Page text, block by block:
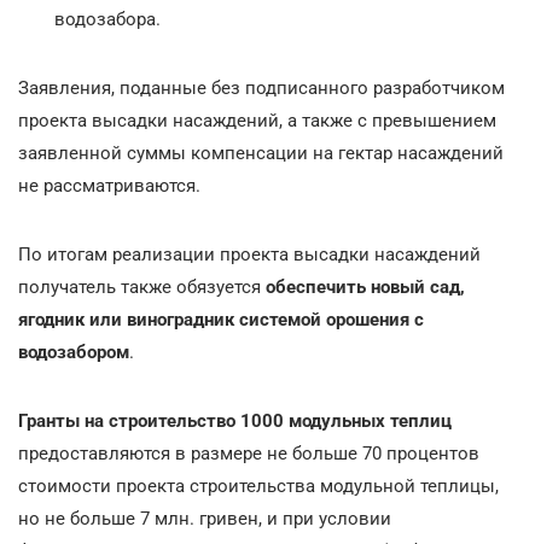
водозабора.
Заявления, поданные без подписанного разработчиком
проекта высадки насаждений, а также с превышением
заявленной суммы компенсации на гектар насаждений
не рассматриваются.
По итогам реализации проекта высадки насаждений
получатель также обязуется обеспечить новый сад,
ягодник или виноградник системой орошения с
водозабором.
Гранты на строительство 1000 модульных теплиц
предоставляются в размере не больше 70 процентов
стоимости проекта строительства модульной теплицы,
но не больше 7 млн. гривен, и при условии